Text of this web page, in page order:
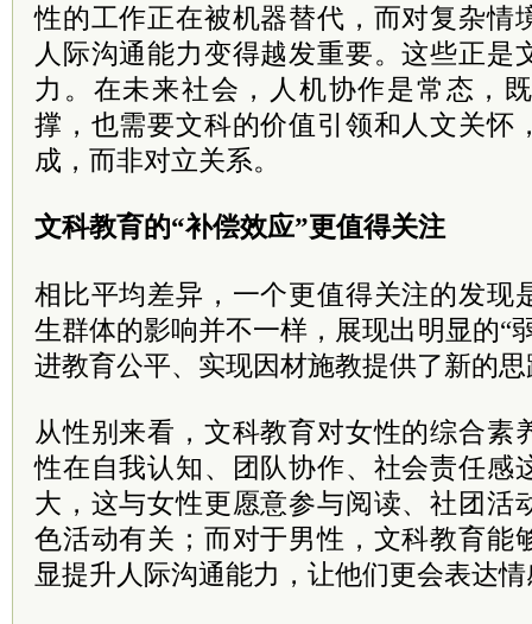
性的工作正在被机器替代，而对复杂情
人际沟通能力变得越发重要。这些正是
力。在未来社会，人机协作是常态，
撑，也需要文科的价值引领和人文关怀
成，而非对立关系。
文科教育的“补偿效应”更值得关注
相比平均差异，一个更值得关注的发现
生群体的影响并不一样，展现出明显的“
进教育公平、实现因材施教提供了新的
从性别来看，文科教育对女性的综合素
性在自我认知、团队协作、社会责任感
大，这与女性更愿意参与阅读、社团活
色活动有关；而对于男性，文科教育能
显提升人际沟通能力，让他们更会表达